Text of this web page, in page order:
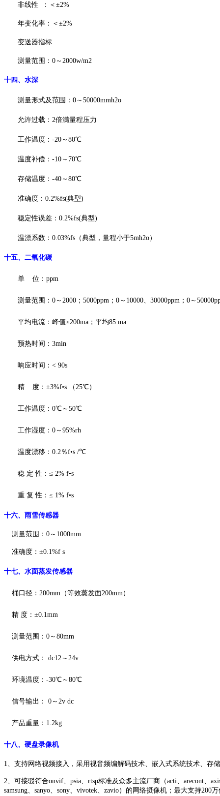
非线性 ：＜ ±2%
年变化率：＜ ±2%
变送器指标
测量范围： 0～2000w/m2
十四、 水深
测量形式及范围： 0～50000mmh2o
允许过载： 2倍满量程压力
工作温度： -20～80℃
温度补偿： -10～70℃
存储温度： -40～80℃
准确度： 0.2%fs(典型)
稳定性误差： 0.2%fs(典型)
温漂系数： 0.03%fs（典型，量程小于5mh2o）
十五、 二氧化碳
单 位： ppm
测量范围： 0～2000；5000ppm ； 0～10000、30000ppm ； 0～
平均电流：峰值≤200ma；平均85 ma
预热时间： 3min
响应时间： < 90s
精 度： ±3%f•s （25℃）
工作温度： 0℃～50℃
工作湿度： 0～95%rh
温度漂移： 0.2％f•s /℃
稳 定 性： ≤ 2% f•s
重 复 性： ≤ 1% f•s
十六、 雨雪传感器
测量范围： 0～1000mm
准确度： ±0.1%f s
十七、水面蒸发传感器
桶口径： 200mm（等效蒸发面200mm）
精 度： ±0.1mm
测量范围： 0～80mm
供电方式： dc12～24v
环境温度： -30℃～80℃
信号输出： 0～2v dc
产品重量： 1.2kg
十八、硬盘录像机
1、 支持网 络视频接入 ，采用视音频编解码技术、嵌入式系统技术、存
2、 可接驳符合onvif、psia、rtsp标准及众多主流厂商（acti、arecont、
samsung、sanyo、sony、vivotek、zavio）的网络摄像机；最大支持200